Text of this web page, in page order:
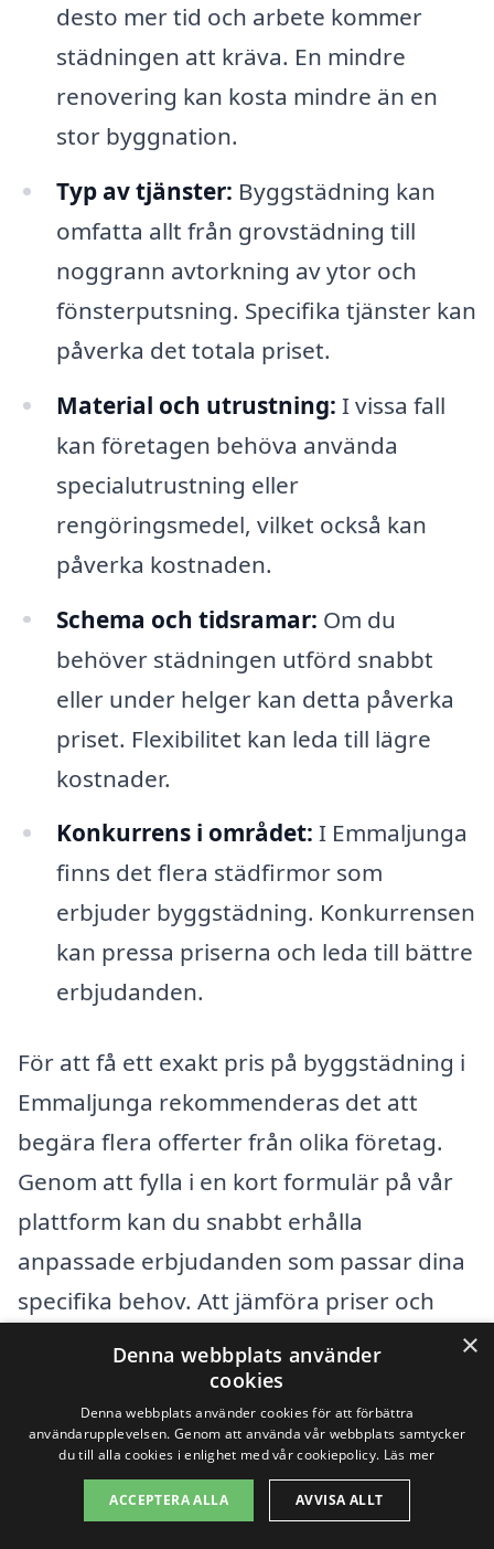
desto mer tid och arbete kommer
städningen att kräva. En mindre
renovering kan kosta mindre än en
stor byggnation.
Typ av tjänster: Byggstädning kan
omfatta allt från grovstädning till
noggrann avtorkning av ytor och
fönsterputsning. Specifika tjänster kan
påverka det totala priset.
Material och utrustning: I vissa fall
kan företagen behöva använda
specialutrustning eller
rengöringsmedel, vilket också kan
påverka kostnaden.
Schema och tidsramar: Om du
behöver städningen utförd snabbt
eller under helger kan detta påverka
priset. Flexibilitet kan leda till lägre
kostnader.
Konkurrens i området: I Emmaljunga
finns det flera städfirmor som
erbjuder byggstädning. Konkurrensen
kan pressa priserna och leda till bättre
erbjudanden.
För att få ett exakt pris på byggstädning i
Emmaljunga rekommenderas det att
begära flera offerter från olika företag.
Genom att fylla i en kort formulär på vår
plattform kan du snabbt erhålla
anpassade erbjudanden som passar dina
specifika behov. Att jämföra priser och
tjänster är avgörande för att hitta det
bästa alternativet för ditt projekt.
Genom att vara medveten om vad som
påverkar kostnaden för byggstädning kan
du fatta informerade beslut och välja en
×
Denna webbplats använder
cookies
Denna webbplats använder cookies för att förbättra
användarupplevelsen. Genom att använda vår webbplats samtycker
du till alla cookies i enlighet med vår cookiepolicy. Läs mer
ACCEPTERA ALLA AVVISA ALLT